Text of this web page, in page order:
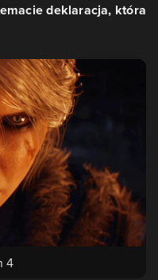
deklaracja, która
4